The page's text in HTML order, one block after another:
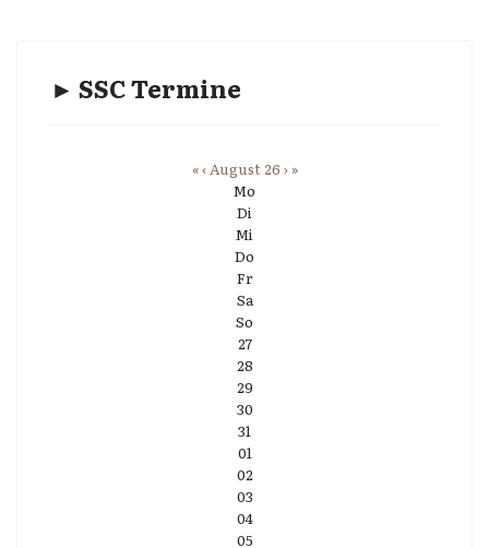
► SSC Termine
«‹August 26 ›»
Mo
Di
Mi
Do
Fr
Sa
So
27
28
29
30
31
01
02
03
04
05